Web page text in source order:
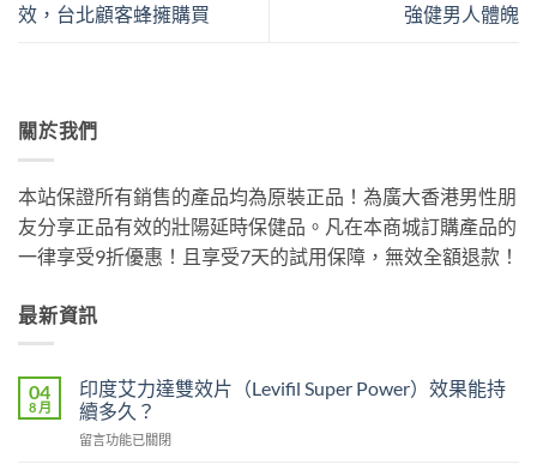
效，台北顧客蜂擁購買
強健男人體魄
關於我們
本站保證所有銷售的產品均為原裝正品！為廣大香港男性朋
友分享正品有效的壯陽延時保健品。凡在本商城訂購產品的
一律享受9折優惠！且享受7天的試用保障，無效全額退款！
最新資訊
04
8 月
印度艾力達雙效片（Levifil Super Power）效果能持
續多久？
在
留言功能已關閉